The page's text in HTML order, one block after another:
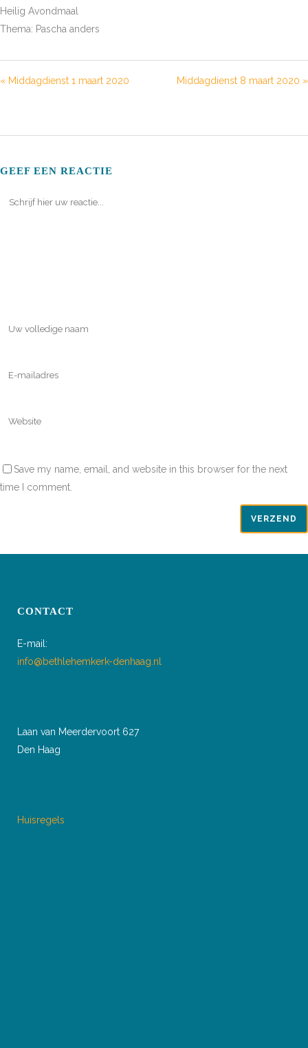
Heilig Avondmaal
Thema: Pascha anders
« Middagdienst 1 maart 2020 Middagdienst 8 maart 2020 »
GEEF EEN REACTIE
Save my name, email, and website in this browser for the next
time I comment.
CONTACT
E-mail:
info@bethlehemkerk-denhaag.nl
Laan van Meerdervoort 627
Den Haag
Huisregels